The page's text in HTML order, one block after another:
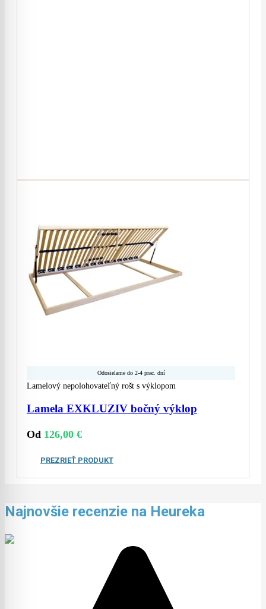
Odosielame do 2-4 prac. dní
Lamelový nepolohovateľný rošt s výklopom
Lamela EXKLUZIV bočný výklop
Od 126,00 €
PREZRIEŤ PRODUKT
Najnovšie recenzie na Heureka